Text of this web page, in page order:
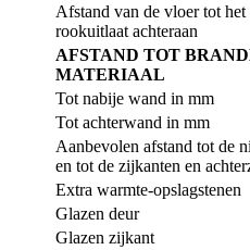
Afstand van de vloer tot
rookuitlaat achteraan
AFSTAND TOT
MATERIAAL
Tot nabije wand in mm
Tot achterwand in mm
Aanbevolen afstand tot de
en tot de zijkanten en
Extra warmte-opslagstenen
Glazen deur
Glazen zijkant